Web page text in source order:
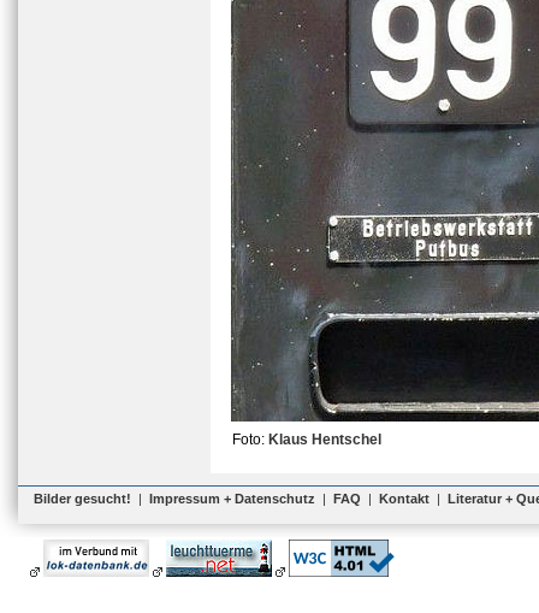
Foto: Klaus Hentschel
Bilder gesucht! | Impressum + Datenschutz | FAQ | Kontakt | Literatur +